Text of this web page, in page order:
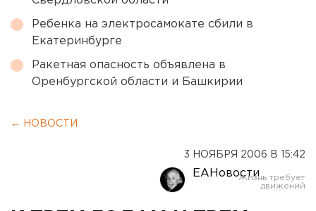
Ребенка на электросамокате сбили в
Екатеринбурге
Ракетная опасность объявлена в
Оренбургской области и Башкирии
← НОВОСТИ
3 НОЯБРЯ 2006 В 15:42
ЕАНовости